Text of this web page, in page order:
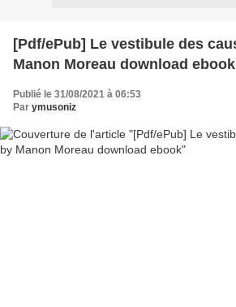
[Pdf/ePub] Le vestibule des
Manon Moreau download ebook
Publié le 31/08/2021 à 06:53
Par ymusoniz